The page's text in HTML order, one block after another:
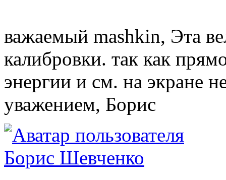
важаемый mashkin, Эта
калибровки. так как
энергии и см. на экране
уважением, Борис
Борис Шевченко